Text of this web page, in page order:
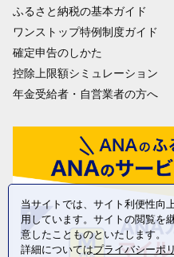
ふるさと納税の基本ガイド
ワンストップ特例制度ガイド
確定申告のしかた
控除上限額シミュレーション
年金受給者・自営業者の方へ
当サイトでは、サイト利便性向
用しています。サイトの閲覧を
意したことものといたします。
詳細についてはプライバシーポ